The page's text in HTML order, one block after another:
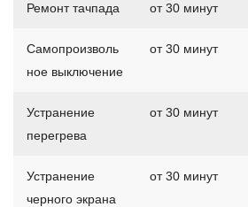
Ремонт тачпада от 30 минут
Самопроизволь
ное выключение
от 30 минут
Устранение
перегрева
от 30 минут
Устранение
черного экрана
от 30 минут